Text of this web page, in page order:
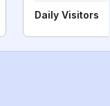
Daily Visitors